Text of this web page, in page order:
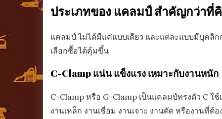
ประเภทของ แคลมป์ สำคัญกว่าที่
แคลมป์ ไม่ได้มีแค่แบบเดียว และแต่ละแบบมีบุคลิก
เลือกซื้อได้คุ้มขึ้น
C-Clamp แน่น แข็งแรง เหมาะกับงานหนัก
C-Clamp หรือ G-Clamp เป็นแคลมป์ทรงตัว C ใ
งานเหล็ก งานเชื่อม งานเจาะ งานตัด หรืองานที่